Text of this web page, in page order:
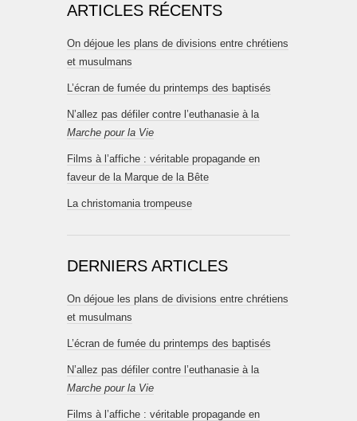
ARTICLES RÉCENTS
On déjoue les plans de divisions entre chrétiens
et musulmans
L’écran de fumée du printemps des baptisés
N’allez pas défiler contre l’euthanasie à la
Marche pour la Vie
Films à l’affiche : véritable propagande en
faveur de la Marque de la Bête
La christomania trompeuse
DERNIERS ARTICLES
On déjoue les plans de divisions entre chrétiens
et musulmans
L’écran de fumée du printemps des baptisés
N’allez pas défiler contre l’euthanasie à la
Marche pour la Vie
Films à l’affiche : véritable propagande en